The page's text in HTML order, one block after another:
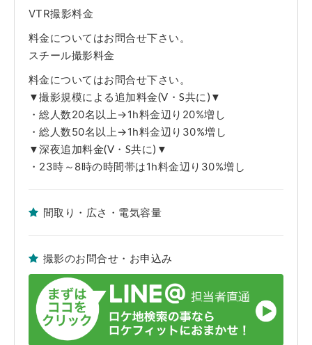
※躯体・設備・什器・内装・家具・備品等の破損や汚損につきましては、
ト及びロケハウスの実営業に支障がでた場合、その休業補償も併せて請求
させていただきます。
※当該Webサイト上のロケセット及びロケハウスの写真は弊社担当者が、
取材時に撮影した時のものです。躯体・設備・什器・内装・家具・備品等
の仕様・配置に関しましては現状を優先とさせていただきます。ご了承く
ださい。
※弊社管理ロケセット及びロケハウス使用中に発生した不測の事故や、天
変地異、火災、盗難および近隣工事等の騒音等で使用者側に生じた人・
物・時間・金銭的な損害につきましては一切の責任を負えませんので予め
ご了承下さい。
VTR撮影料金
料金についてはお問合せ下さい。
スチール撮影料金
料金についてはお問合せ下さい。
▼撮影規模による追加料金(V・S共に)▼
・総人数20名以上→1h料金辺り20%増し
・総人数50名以上→1h料金辺り30%増し
▼深夜追加料金(V・S共に)▼
・23時～8時の時間帯は1h料金辺り30%増し
間取り・広さ・電気容量
撮影のお問合せ・お申込み